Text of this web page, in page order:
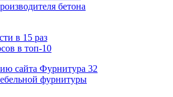
бетона
в 15 раз
в топ-10
фурнитуры